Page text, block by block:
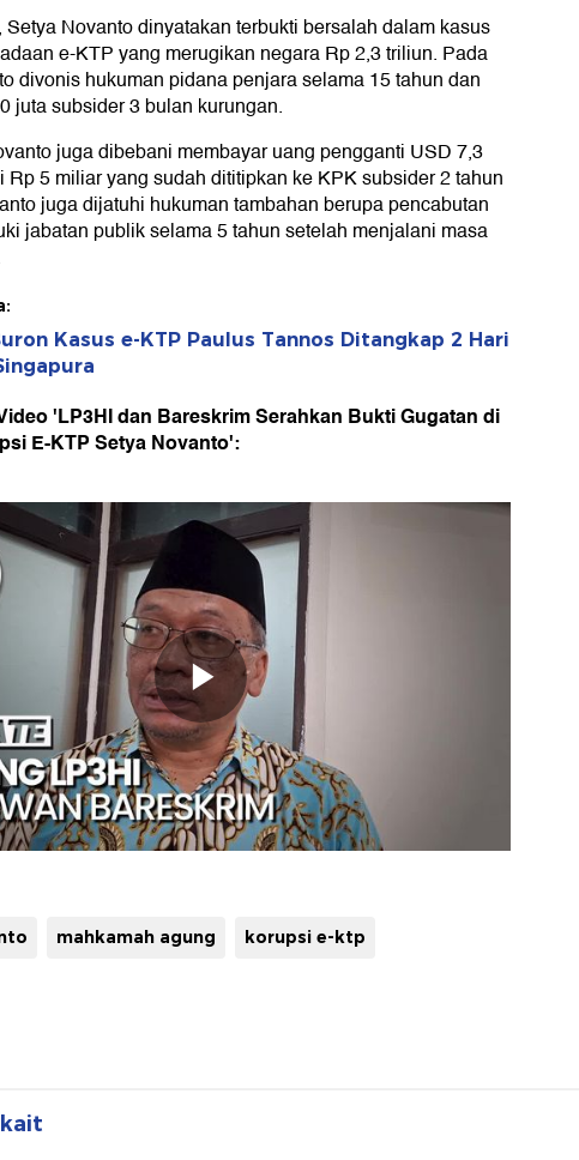
Novanto dinyatakan terbukti bersalah dalam kasus
e-KTP yang merugikan negara Rp 2,3 triliun. Pada
divonis hukuman pidana penjara selama 15 tahun dan
juta subsider 3 bulan kurungan.
juga dibebani membayar uang pengganti USD 7,3
Rp 5 miliar yang sudah dititipkan ke KPK subsider 2 tahun
juga dijatuhi hukuman tambahan berupa pencabutan
jabatan publik selama 5 tahun setelah menjalani masa
Kasus e-KTP Paulus Tannos Ditangkap 2 Hari
'LP3HI dan Bareskrim Serahkan Bukti Gugatan di
E-KTP Setya Novanto':
mahkamah agung korupsi e-ktp